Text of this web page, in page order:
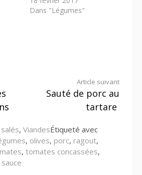
Dans "Légumes"
Article suivant
Sauté de porc au
tartare
, ViandesÉtiqueté avec
, olives, porc, ragout,
, tomates concassées,